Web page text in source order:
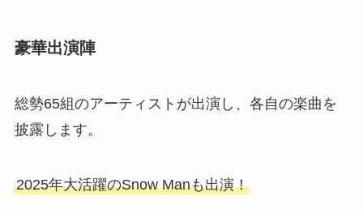
豪華出演陣
総勢65組のアーティストが出演し、各自の楽曲を
披露します。
2025年大活躍のSnow Manも出演！